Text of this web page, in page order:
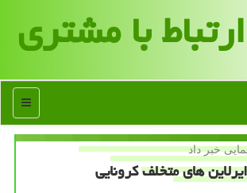
ارتباط با مشتری
منو
خبر داد
های متخلف كرونایی